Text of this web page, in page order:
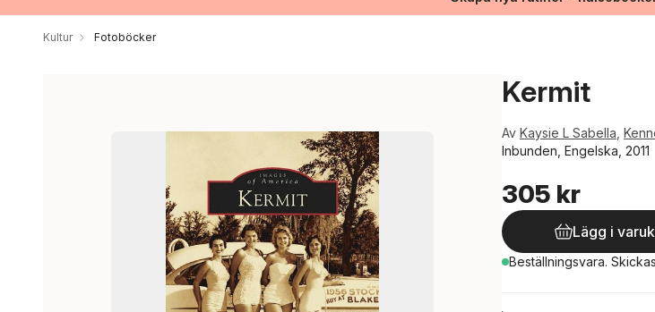
Kultur Fotoböcker
Kermit
Av Kaysie L Sabella
Inbunden, Engelska, 2011
305 kr
Lägg i
Beställningsvara. Skickas